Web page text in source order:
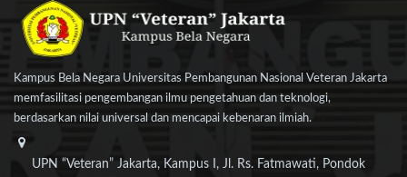
Kampus Bela Negara Universitas Pembangunan Nasional Veteran Jakarta
memfasilitasi pengembangan ilmu pengetahuan dan teknologi,
berdasarkan nilai universal dan mencapai kebenaran ilmiah.
UPN “Veteran” Jakarta, Kampus I, Jl. Rs. Fatmawati, Pondok